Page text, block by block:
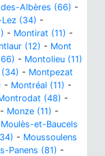
Albères (66) -
(34) -
- Montirat (11) -
(12) - Mont
- Montolieu (11)
- Montpezat
- Montréal (11) -
(48) -
- Monze (11) -
Moulès-et-Baucels
- Moussoulens
Panens (81) -